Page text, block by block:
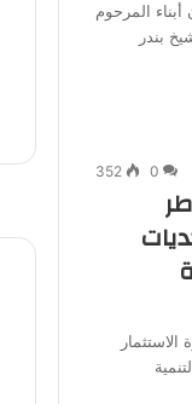
المرحوم
بندر
0
352